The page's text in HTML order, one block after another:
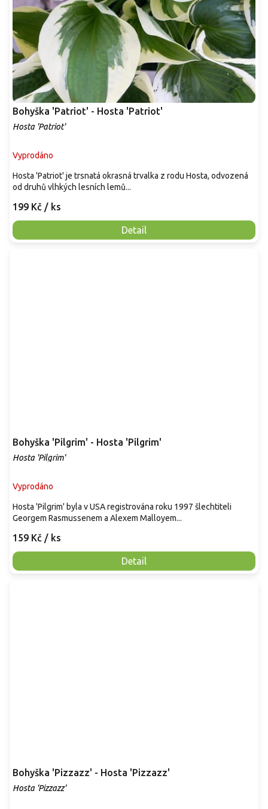
Bohyška 'Patriot' - Hosta 'Patriot'
Hosta 'Patriot'
Vyprodáno
199 Kč / ks
Detail
Hosta 'Patriot' je trsnatá okrasná trvalka z rodu Hosta, odvozená
od druhů vlhkých lesních lemů...
Bohyška 'Pilgrim' - Hosta 'Pilgrim'
Hosta 'Pilgrim'
Vyprodáno
159 Kč / ks
Detail
Hosta 'Pilgrim' byla v USA registrována roku 1997 šlechtiteli
Georgem Rasmussenem a Alexem Malloyem...
Bohyška 'Pizzazz' - Hosta 'Pizzazz'
Hosta 'Pizzazz'